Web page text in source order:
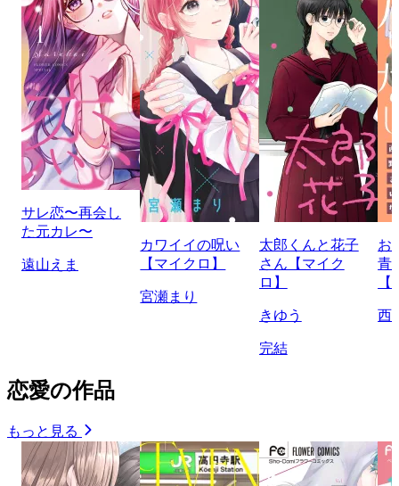
サレ恋〜再会し
た元カレ〜
遠山えま
カワイイの呪い
【マイクロ】
宮瀬まり
太郎くんと花子
さん【マイク
ロ】
きゆう
完結
お
青
西
恋愛の作品
もっと見る